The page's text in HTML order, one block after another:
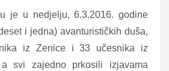
je u nedjelju, 6.3.2016. godine
i jedna) avanturističkih duša,
iz Zenice i 33 učesnika iz
svi zajedno prkosili izjavama